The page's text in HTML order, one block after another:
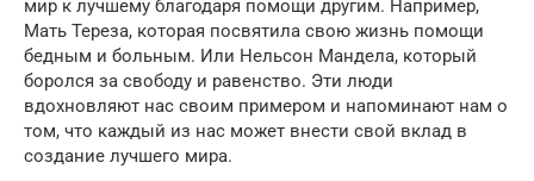
мир к лучшему благодаря помощи другим. Например,
Мать Тереза, которая посвятила свою жизнь помощи
бедным и больным. Или Нельсон Мандела, который
боролся за свободу и равенство. Эти люди
вдохновляют нас своим примером и напоминают нам о
том, что каждый из нас может внести свой вклад в
создание лучшего мира.